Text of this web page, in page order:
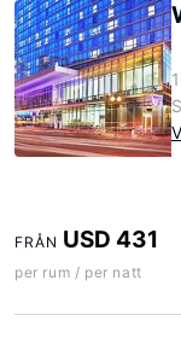
FRÅN USD 431
per rum / per natt